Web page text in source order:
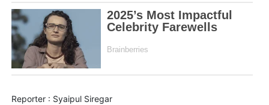
Reporter : Syaipul Siregar